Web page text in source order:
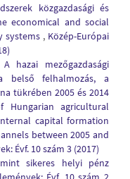
közgazdasági és
economical and social
systems , Közép-Európai
A hazai mezőgazdasági
belső felhalmozás, a
tükrében 2005 és 2014
agricultural
capital formation
between 2005 and
Évf. 10 szám 3 (2017)
sikeres helyi pénz